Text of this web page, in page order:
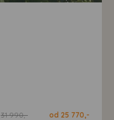
31 990,- od 25 770,-